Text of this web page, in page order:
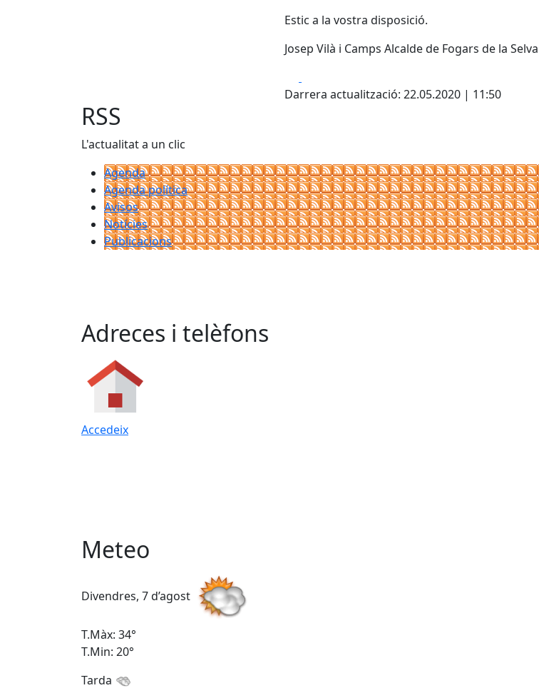
Estic a la vostra disposició.
Josep Vilà i Camps Alcalde de Fogars de la Selva
Darrera actualització: 22.05.2020 | 11:50
RSS
L'actualitat a un clic
Agenda
Agenda política
Avisos
Notícies
Publicacions
Adreces i telèfons
Accedeix
Meteo
Divendres, 7 d’agost
T.Màx: 34°
T.Min: 20°
Tarda